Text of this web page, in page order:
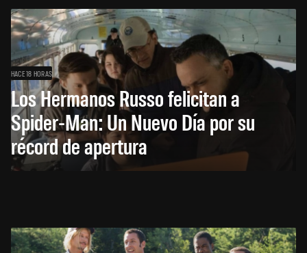
HACE 18 HORAS
Los Hermanos Russo felicitan a
Spider-Man: Un Nuevo Día por su
récord de apertura